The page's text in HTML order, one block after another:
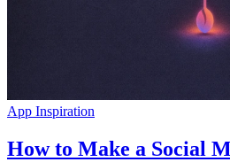
App Inspiration
How to Make a Social